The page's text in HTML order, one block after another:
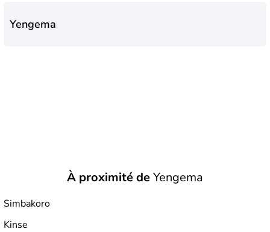
Yengema
À proximité deYengema
Simbakoro
Kinse